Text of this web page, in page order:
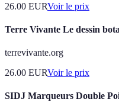
26.00 EURVoir le prix
Terre Vivante Le dessin
terrevivante.org
26.00 EURVoir le prix
SIDJ Marqueurs Double